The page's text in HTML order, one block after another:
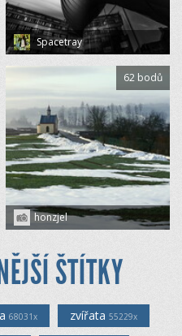
Spacetray
honzjel
62 bodů
ŠTÍTKY
68031x zvířata 55229x